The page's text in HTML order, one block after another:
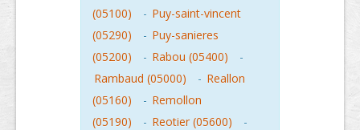
(05100)
- Puy-saint-vincent
(05290)
- Puy-sanieres
(05200)
- Rabou (05400)
-
Rambaud (05000)
- Reallon
(05160)
- Remollon
(05190)
- Reotier (05600)
-